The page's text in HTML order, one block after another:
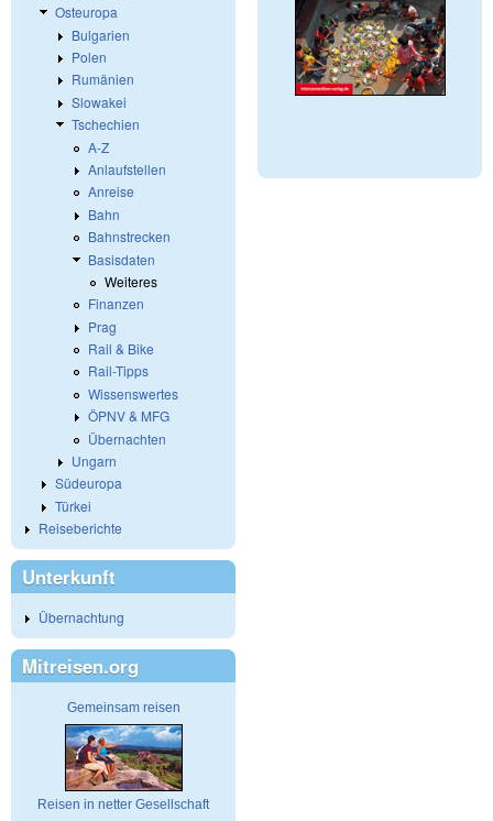
Osteuropa
Bulgarien
Polen
Rumänien
Slowakei
Tschechien
A-Z
Anlaufstellen
Anreise
Bahn
Bahnstrecken
Basisdaten
Weiteres
Finanzen
Prag
Rail & Bike
Rail-Tipps
Wissenswertes
ÖPNV & MFG
Übernachten
Ungarn
Südeuropa
Türkei
Reiseberichte
Unterkunft
Übernachtung
Mitreisen.org
Gemeinsam reisen
Reisen in netter Gesellschaft